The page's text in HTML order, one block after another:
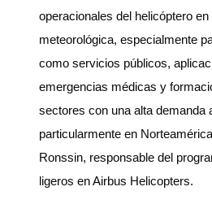
operacionales del helicóptero
meteorológica, especialmente
como servicios públicos,
emergencias médicas y
sectores con una alta demanda
particularmente en
Ronssin, responsable del
ligeros en Airbus Helicopters.